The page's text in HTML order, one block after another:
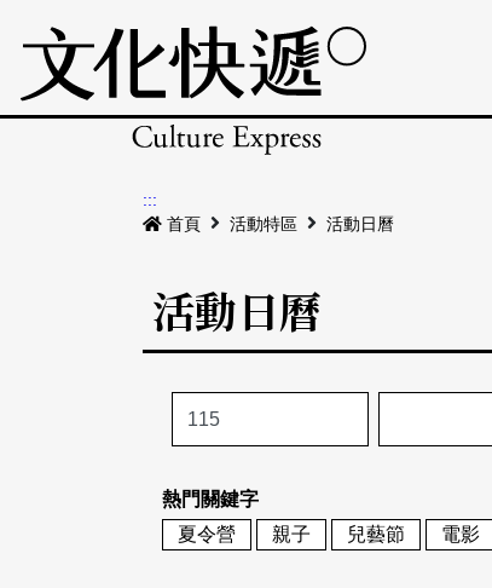
:::
首頁
活動特區 活動日曆
活動日曆
熱門關鍵字
夏令營
親子 兒藝節 電影